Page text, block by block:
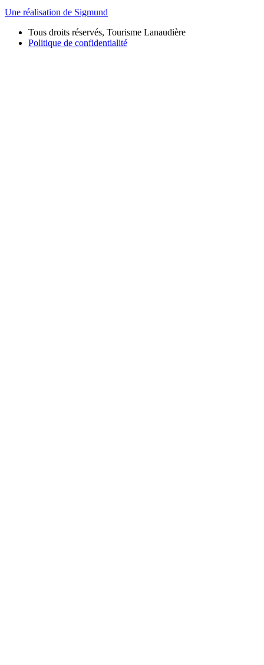
Une réalisation de Sigmund
Tous droits réservés, Tourisme Lanaudière
Politique de confidentialité